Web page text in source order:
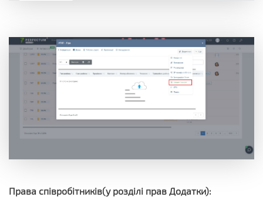
Права співробітників(у розділі прав Додатки):